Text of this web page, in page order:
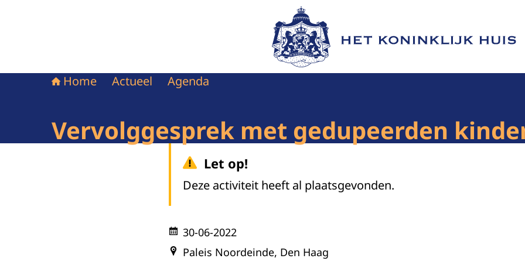
Naar de homepage van Het Koninklijk Huis
Home Actueel Agenda
Vervolggesprek met gedupeerden
Let op!
Deze activiteit heeft al plaatsgevonden.
30-06-2022
Paleis Noordeinde, Den Haag